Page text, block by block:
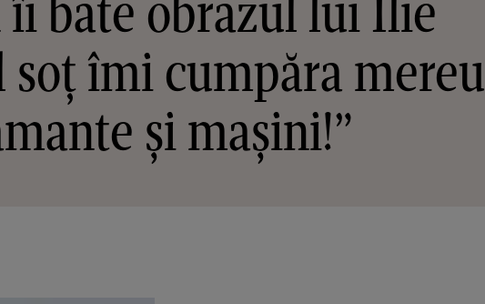
soţ îmi cumpăra mereu
şi maşini!”